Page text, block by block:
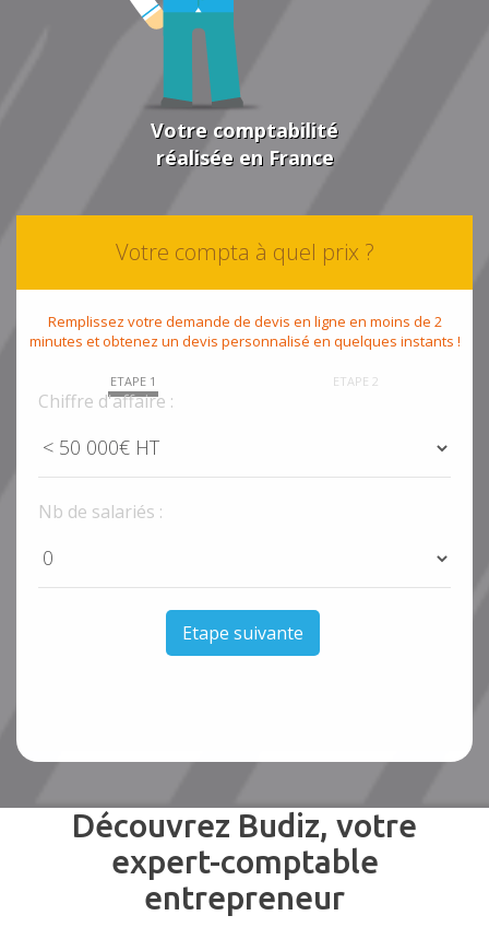
Votre comptabilité
réalisée en France
Votre compta à quel prix ?
Remplissez votre demande de devis en ligne en moins de 2
minutes et obtenez un devis personnalisé en quelques instants !
ETAPE 1 ETAPE 2
Chiffre d'affaire :
Nb de salariés :
Etape suivante
Découvrez Budiz, votre
expert-comptable
entrepreneur